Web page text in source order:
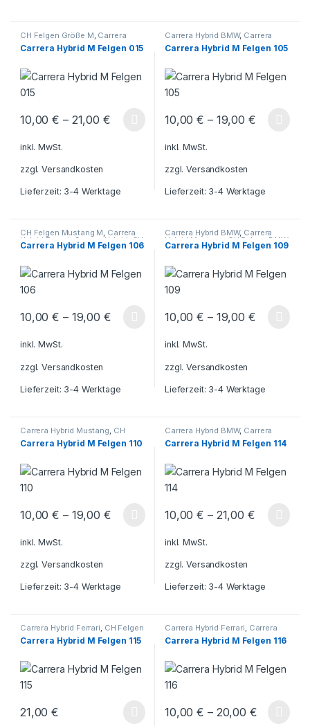
CH Felgen Größe M, Carrera
Hybrid Porsche, Carrera Hybrid
Carrera Hybrid M Felgen 015
10,00€ – 21,00 €
Dieses Produkt weist mehrere Varianten auf. Die Optionen
inkl. MwSt.
zzgl.Versandkosten
Lieferzeit: 3-4 Werktage
Carrera Hybrid BMW, Carrera
Hybrid Mustang CH Felgen BMW
M,CH Felgen Mustang M,
Carrera Hybrid M Felgen 105
10,00€ – 19,00 €
Dieses Produkt weist mehrere
inkl. MwSt.
zzgl.Versandkosten
Lieferzeit: 3-4 Werktage
CH Felgen Mustang M, Carrera
Hybrid Ferrari Carrera Hybrid ,CH
Felgen Ferrari M, Carrera Hybrid
Carrera Hybrid M Felgen 106
10,00€ – 19,00 €
Dieses Produkt weist mehrere Varianten auf. Die Optionen
inkl. MwSt.
zzgl.Versandkosten
Lieferzeit: 3-4 Werktage
Carrera Hybrid BMW, Carrera
Hybrid Mustang CH Felgen BMW
M,CH Felgen Mustang M,
Carrera Hybrid M Felgen 109
10,00€ – 19,00 €
Dieses Produkt weist mehrere
inkl. MwSt.
zzgl.Versandkosten
Lieferzeit: 3-4 Werktage
Carrera Hybrid Mustang CH
Felgen BMW M , CH Felgen
Mustang M,Carrera Hybrid
BMW
Carrera Hybrid M Felgen 110
10,00€ – 19,00 €
Dieses Produkt weist mehrere Varianten auf. Die Optionen
inkl. MwSt.
zzgl.Versandkosten
Lieferzeit: 3-4 Werktage
Carrera Hybrid BMW, Carrera
Hybrid Mustang CH Felgen BMW
M,CH Felgen Mustang M,
Carrera Hybrid M Felgen 114
10,00€ – 21,00 €
Dieses Produkt weist mehrere
inkl. MwSt.
zzgl.Versandkosten
Lieferzeit: 3-4 Werktage
Carrera Hybrid Ferrari, CH Felgen
Ferrari M Carrera Hybrid Carrera
Hybrid BMW,Carrera Hybrid
Carrera Hybrid M Felgen 115
21,00€
Dieses Produkt weist mehrere Varianten auf. Die Optionen
Carrera Hybrid Ferrari, Carrera
Hybrid CH Felgen Ferrari M
Carrera Hybrid BMW ,Carrera
Carrera Hybrid M Felgen 116
10,00€ – 20,00 €
Dieses Produkt weist mehrere